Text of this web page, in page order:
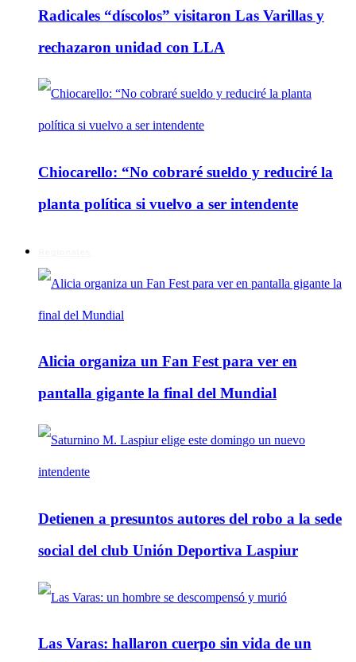
Radicales “díscolos” visitaron Las Varillas y
rechazaron unidad con LLA
Chiocarello: “No cobraré sueldo y reduciré la
planta política si vuelvo a ser intendente
Alicia organiza un Fan Fest para ver en
pantalla gigante la final del Mundial
Detienen a presuntos autores del robo a la sede
social del club Unión Deportiva Laspiur
Las Varas: hallaron cuerpo sin vida de un